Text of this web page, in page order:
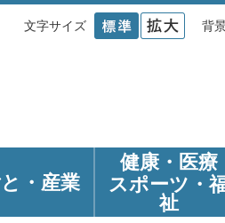
文字サイズ 背
・産業
健康・医療
スポーツ・
祉